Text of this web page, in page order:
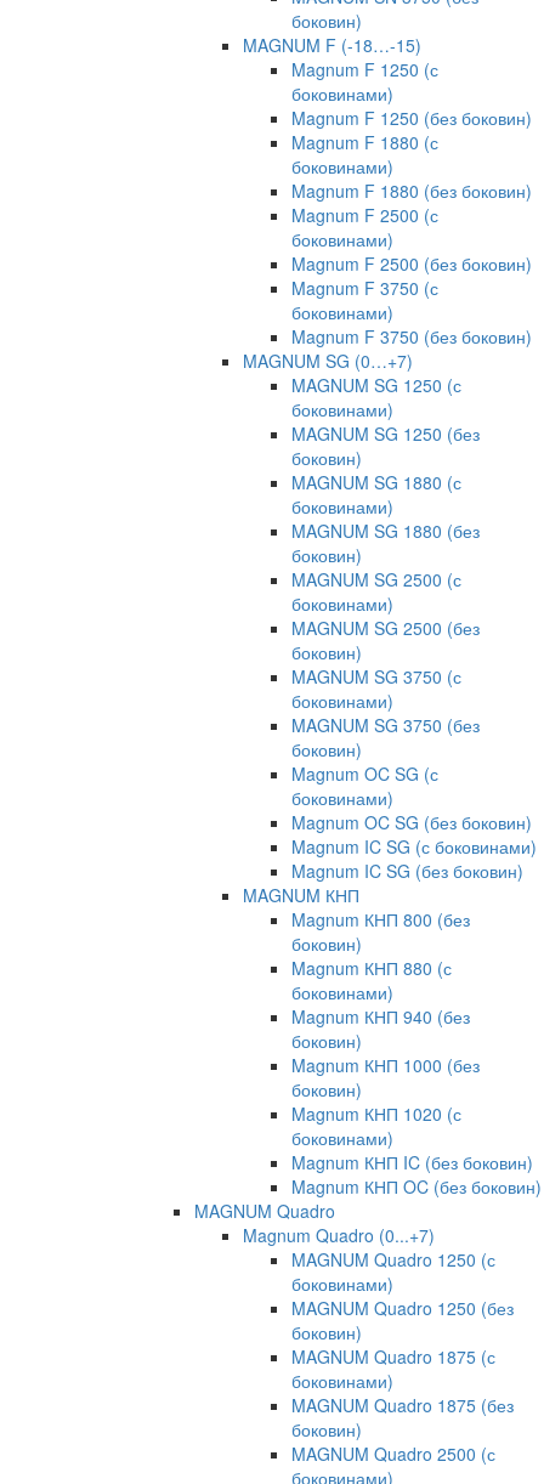
боковин)
MAGNUM F (-18…-15)
Magnum F 1250 (с
боковинами)
Magnum F 1250 (без боковин)
Magnum F 1880 (с
боковинами)
Magnum F 1880 (без боковин)
Magnum F 2500 (с
боковинами)
Magnum F 2500 (без боковин)
Magnum F 3750 (с
боковинами)
Magnum F 3750 (без боковин)
MAGNUM SG (0…+7)
MAGNUM SG 1250 (с
боковинами)
MAGNUM SG 1250 (без
боковин)
MAGNUM SG 1880 (с
боковинами)
MAGNUM SG 1880 (без
боковин)
MAGNUM SG 2500 (с
боковинами)
MAGNUM SG 2500 (без
боковин)
MAGNUM SG 3750 (с
боковинами)
MAGNUM SG 3750 (без
боковин)
Magnum OC SG (с
боковинами)
Magnum OC SG (без боковин)
Magnum IC SG (с боковинами)
Magnum IC SG (без боковин)
MAGNUM КНП
Magnum КНП 800 (без
боковин)
Magnum КНП 880 (с
боковинами)
Magnum КНП 940 (без
боковин)
Magnum КНП 1000 (без
боковин)
Magnum КНП 1020 (с
боковинами)
Magnum КНП IC (без боковин)
Magnum КНП OC (без боковин)
MAGNUM Quadro
Magnum Quadro (0...+7)
MAGNUM Quadro 1250 (с
боковинами)
MAGNUM Quadro 1250 (без
боковин)
MAGNUM Quadro 1875 (с
боковинами)
MAGNUM Quadro 1875 (без
боковин)
MAGNUM Quadro 2500 (с
боковинами)